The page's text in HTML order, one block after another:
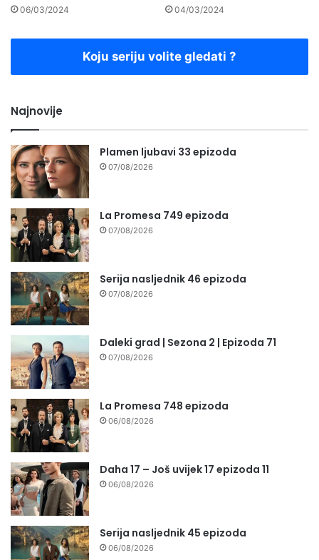
06/03/2024 04/03/2024
Koju seriju volite gledati ?
Najnovije
Plamen ljubavi 33 epizoda
07/08/2026
La Promesa 749 epizoda
07/08/2026
Serija nasljednik 46 epizoda
07/08/2026
Daleki grad | Sezona 2 | Epizoda 71
07/08/2026
La Promesa 748 epizoda
06/08/2026
Daha 17 – Još uvijek 17 epizoda 11
06/08/2026
Serija nasljednik 45 epizoda
06/08/2026